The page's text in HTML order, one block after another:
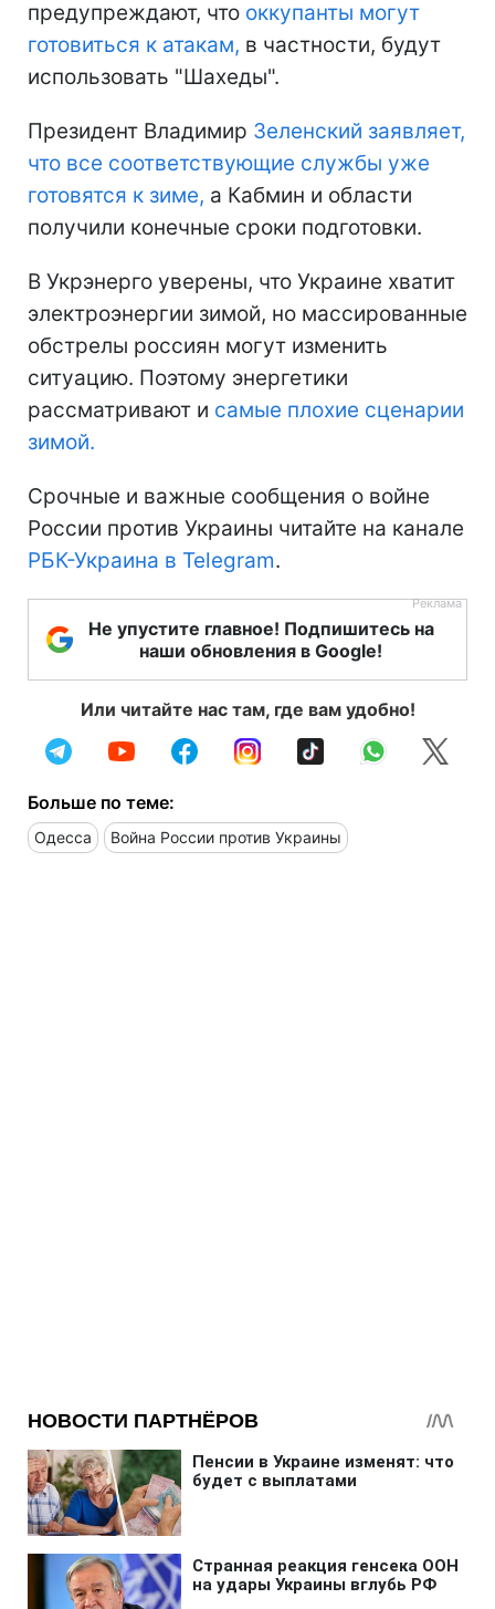
предупреждают, что оккупанты могут
готовиться к атакам, в частности, будут
использовать "Шахеды".
Президент Владимир Зеленский заявляет,
что все соответствующие службы уже
готовятся к зиме, а Кабмин и области
получили конечные сроки подготовки.
В Укрэнерго уверены, что Украине хватит
электроэнергии зимой, но массированные
обстрелы россиян могут изменить
ситуацию. Поэтому энергетики
рассматривают и самые плохие сценарии
зимой.
Срочные и важные сообщения о войне
России против Украины читайте на канале
РБК-Украина в Telegram.
Не упустите главное! Подпишитесь на
наши обновления в Google!
Или читайте нас там, где вам удобно!
Больше по теме:
Одесса Война России против Украины